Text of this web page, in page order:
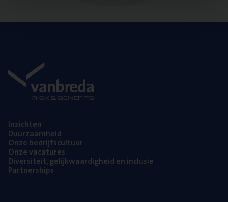
Inzich­ten
Duur­zaam­heid
Onze bedrijfs­cul­tuur
Onze vaca­tu­res
Diver­si­teit, gelijk­waar­dig­heid en inclusie
Part­ner­ships